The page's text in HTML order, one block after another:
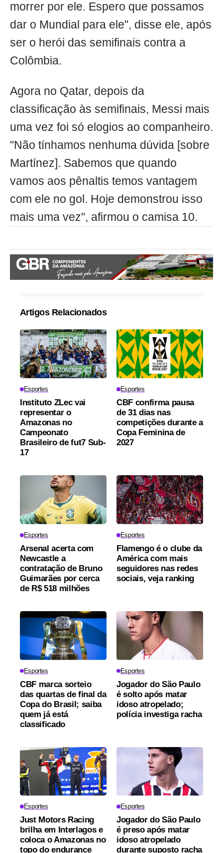
morrer por ele. Espero que possamos
dar o Mundial para ele", disse ele, após
ser o herói das semifinais contra a
Colômbia.
Agora no Qatar, depois da
classificação às semifinais, Messi mais
uma vez foi só elogios ao companheiro.
"Não tínhamos nenhuma dúvida [sobre
Martínez]. Sabemos que quando
vamos aos pênaltis temos vantagem
com ele no gol. Hoje demonstrou isso
mais uma vez", afirmou o camisa 10.
Artigos Relacionados
Esportes
Instituto ZLec vai
representar o
Amazonas no
Campeonato
Brasileiro de fut7 Sub-
17
Esportes
CBF confirma pausa
de 31 dias nas
competições durante a
Copa Feminina de
2027
Esportes
Arsenal acerta com
Newcastle a
contratação de Bruno
Guimarães por cerca
de R$ 518 milhões
Esportes
Flamengo é o clube da
América com mais
seguidores nas redes
sociais, veja ranking
Esportes
CBF marca sorteio
das quartas de final da
Copa do Brasil; saiba
quem já está
classificado
Esportes
Jogador do São Paulo
é solto após matar
idoso atropelado;
polícia investiga racha
Esportes
Just Motors Racing
brilha em Interlagos e
coloca o Amazonas no
topo do endurance
Esportes
Jogador do São Paulo
é preso após matar
idoso atropelado
durante suposto racha